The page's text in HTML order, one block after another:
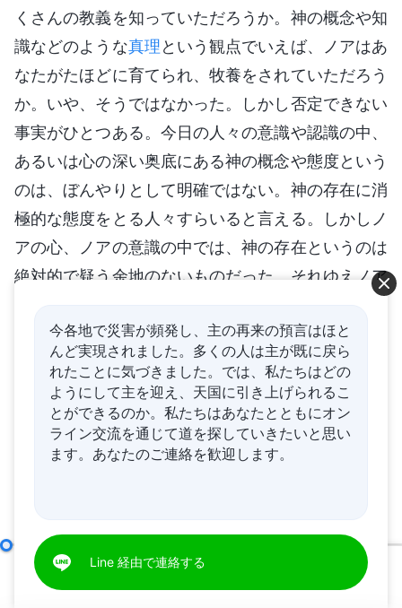
くさんの教義を知っていただろうか。神の概念や知
識などのような真理という観点でいえば、ノアはあ
なたがたほどに育てられ、牧養をされていただろう
か。いや、そうではなかった。しかし否定できない
事実がひとつある。今日の人々の意識や認識の中、
あるいは心の深い奥底にある神の概念や態度という
のは、ぼんやりとして明確ではない。神の存在に消
極的な態度をとる人々すらいると言える。しかしノ
アの心、ノアの意識の中では、神の存在というのは
絶対的で疑う余地のないものだった。それゆえノア
た。ノアの心は純粋で、神に対して開かれていたの
だ。ノアは神のひとつひとつの言葉に納得して従う
ために多くの教義的認識は必要ではなく、また、神
がノアに任せた任務を受け入れ、神がノアにさせる
ことが何でもできるようになるために多くの事実を
正確に言うと、神の目にあって完全な人とはどのよ
うな人であるかの真の定義である。神が欲している
のはノアのような人々だ。ノアは神が賛辞を送る類
今各地で災害が頻発し、主の再来の預言はほと
んど実現されました。多くの人は主が既に戻ら
れたことに気づきました。では、私たちはどの
ようにして主を迎え、天国に引き上げられるこ
とができるのか。私たちはあなたとともにオン
ライン交流を通じて道を探していきたいと思い
ます。あなたのご連絡を歓迎します。
Line 経由で連絡する
神の働き、神の性質、そして神自身 １